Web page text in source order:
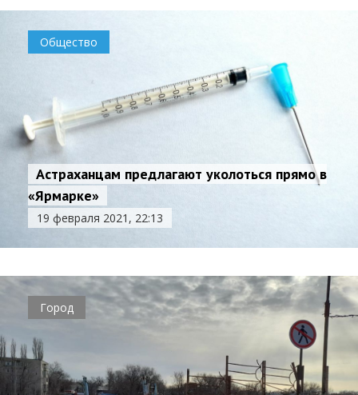
Общество
Астраханцам предлагают уколоться прямо в
«Ярмарке»
19 февраля 2021, 22:13
Город